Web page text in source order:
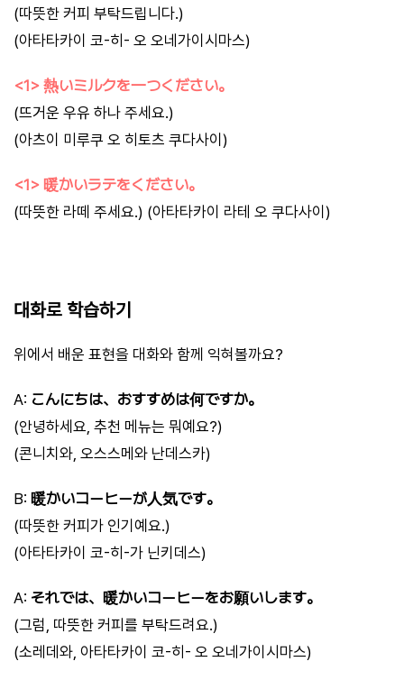
(따뜻한 커피 부탁드립니다.)
(아타타카이 코-히- 오 오네가이시마스)
<1> 熱いミルクを一つください。
(뜨거운 우유 하나 주세요.)
(아츠이 미루쿠 오 히토츠 쿠다사이)
<1> 暖かいラテをください。
(따뜻한 라떼 주세요.) (아타타카이 라테 오 쿠다사이)
대화로 학습하기
위에서 배운 표현을 대화와 함께 익혀볼까요?
A: こんにちは、おすすめは何ですか。
(안녕하세요, 추천 메뉴는 뭐예요?)
(콘니치와, 오스스메와 난데스카)
B: 暖かいコーヒーが人気です。
(따뜻한 커피가 인기예요.)
(아타타카이 코-히-가 닌키데스)
A: それでは、暖かいコーヒーをお願いします。
(그럼, 따뜻한 커피를 부탁드려요.)
(소레데와, 아타타카이 코-히- 오 오네가이시마스)